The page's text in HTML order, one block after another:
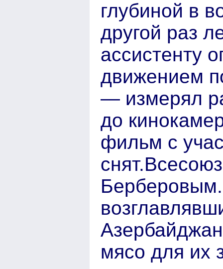
глубиной в
другой раз
ассистенту
движением
— измерял
до
фильм с
мясо для их